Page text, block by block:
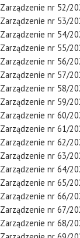
Zarządzenie nr 52/
Zarządzenie nr 53/
Zarządzenie nr 54/
Zarządzenie nr 55/
Zarządzenie nr 56/
Zarządzenie nr 57/
Zarządzenie nr 58/
Zarządzenie nr 59/
Zarządzenie nr 60/
Zarządzenie nr 61/
Zarządzenie nr 62/
Zarządzenie nr 63/
Zarządzenie nr 64/
Zarządzenie nr 65/
Zarządzenie nr 66/
Zarządzenie nr 67/
Zarządzenie nr 68/